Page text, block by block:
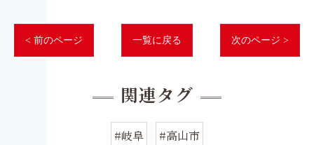
< 前のページ 一覧に戻る 次のページ >
関連タグ
#岐阜 #高山市